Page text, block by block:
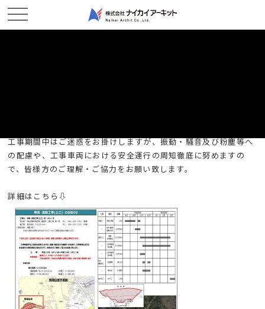
工事期間中はご迷惑をお掛けしますが、振動・騒音及び粉塵等へ
の配慮や、工事車両における安全運行の周知徹底に努めますの
で、皆様方のご理解・ご協力をお願い致します。
詳細はこちら⇩